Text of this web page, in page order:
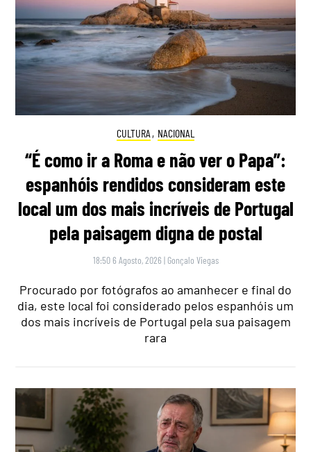
CULTURA , NACIONAL
“É como ir a Roma e não ver o Papa”:
espanhóis rendidos consideram este
local um dos mais incríveis de Portugal
pela paisagem digna de postal
18:50 6 Agosto, 2026 | Gonçalo Viegas
Procurado por fotógrafos ao amanhecer e final do
dia, este local foi considerado pelos espanhóis um
dos mais incríveis de Portugal pela sua paisagem
rara